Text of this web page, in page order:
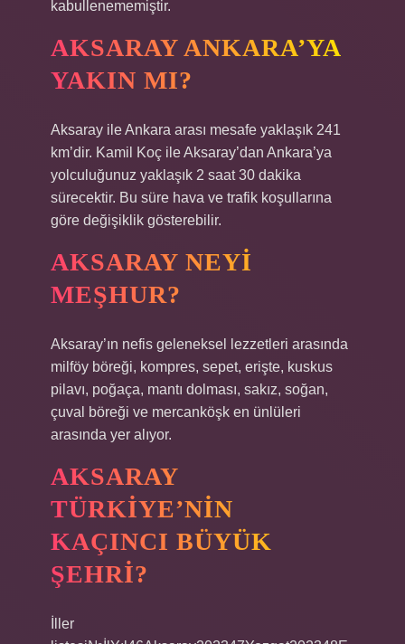
kabullenememiştir.
AKSARAY ANKARA’YA
YAKIN MI?
Aksaray ile Ankara arası mesafe yaklaşık 241
km’dir. Kamil Koç ile Aksaray’dan Ankara’ya
yolculuğunuz yaklaşık 2 saat 30 dakika
sürecektir. Bu süre hava ve trafik koşullarına
göre değişiklik gösterebilir.
AKSARAY NEYI
MEŞHUR?
Aksaray’ın nefis geleneksel lezzetleri arasında
milföy böreği, kompres, sepet, erişte, kuskus
pilavı, poğaça, mantı dolması, sakız, soğan,
çuval böreği ve mercanköşk en ünlüleri
arasında yer alıyor.
AKSARAY
TÜRKIYE’NIN
KAÇINCI BÜYÜK
ŞEHRI?
İller